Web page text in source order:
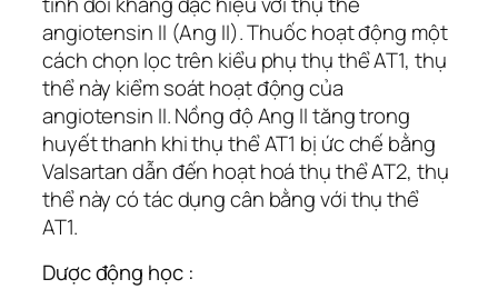
angiotensin II (Ang II). Thuốc hoạt động một
cách chọn lọc trên kiểu phụ thụ thể AT1, thụ
thể này kiểm soát hoạt động của
angiotensin II. Nồng độ Ang II tăng trong
huyết thanh khi thụ thể AT1 bị ức chế bằng
Valsartan dẫn đến hoạt hoá thụ thể AT2, thụ
thể này có tác dụng cân bằng với thụ thể
AT1.
Dược động học :